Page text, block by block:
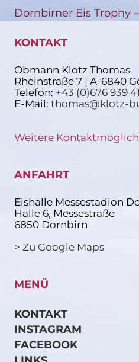
Dornbirner Eis Trophy
KONTAKT
Obmann Klotz Thomas
Rheinstraße 7 | A-6840
Telefon: +43 (0)676 939
E-Mail: thomas@klotz-
Weitere
ANFAHRT
Eishalle Messestadion
Halle 6, Messestraße
6850 Dornbirn
> Zu Google Maps
MENÜ
KONTAKT
INSTAGRAM
FACEBOOK